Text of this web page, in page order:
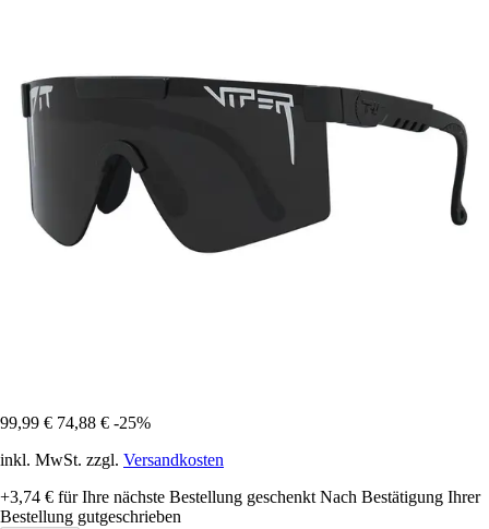
99,99 € 74,88 € -25%
inkl. MwSt. zzgl. Versandkosten
+3,74 € für Ihre nächste Bestellung geschenkt Nach Bestätigung Ihrer
Bestellung gutgeschrieben